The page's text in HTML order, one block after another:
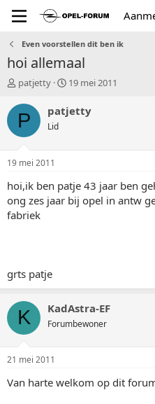
Even voorstellen dit ben ik
hoi allemaal
T
p
a
r
e
r
patjetty
S
a
r
u
m
19 mei 2011
P patjetty
Lid
19 mei 2011
hoi,ik ben patje 43 jaar ben
ong zes jaar bij opel in antw
fabriek
grts patje
K KadAstra-EF
Forumbewoner
21 mei 2011
Van harte welkom op dit